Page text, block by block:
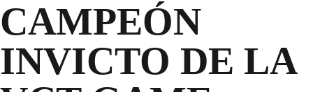
CAMPEÓN
INVICTO DE LA